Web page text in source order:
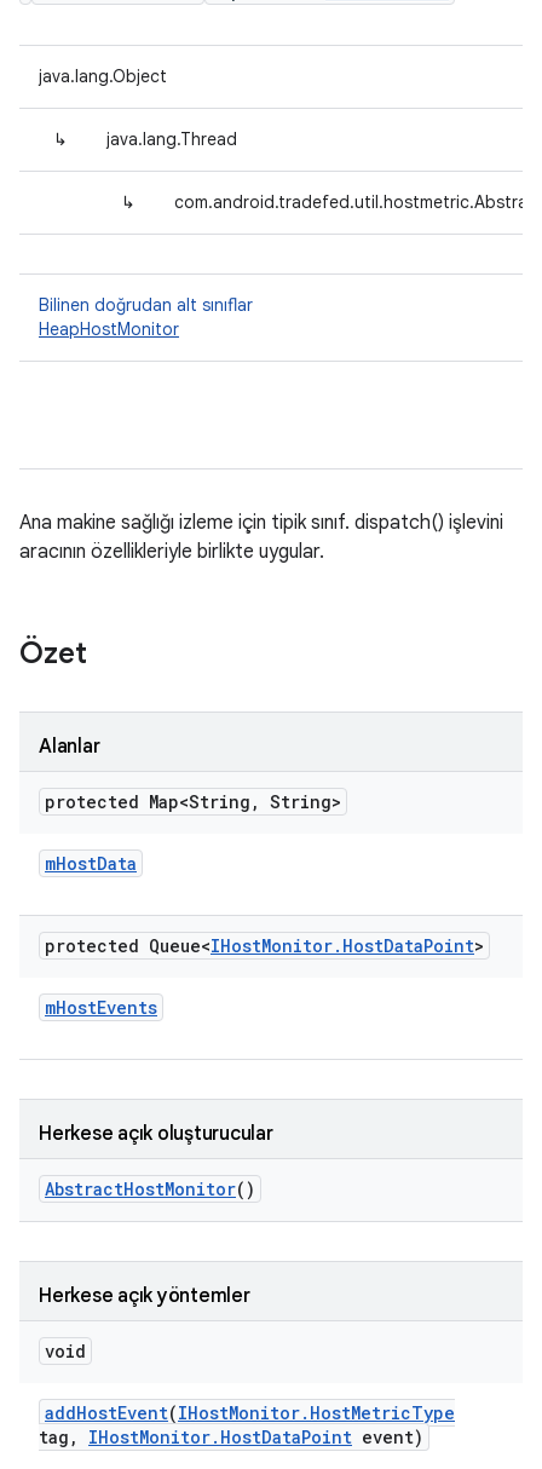
java.lang.Object
↳ java.lang.Thread
↳
Bilinen doğrudan alt sınıflar
HeapHostMonitor
Ana makine sağlığı izleme için tipik sınıf. dispatch() işlevini
aracının özellikleriyle birlikte uygular.
Özet
Alanlar
protected Map<String , String>
mHostData
protected Queue<IHostMonitor. HostDataPoint>
mHostEvents
Herkese açık oluşturucular
AbstractHostMonitor()
Herkese açık yöntemler
void
addHostEvent(IHostMonitor. HostMetricType
tag , IHostMonitor. HostDataPoint event)